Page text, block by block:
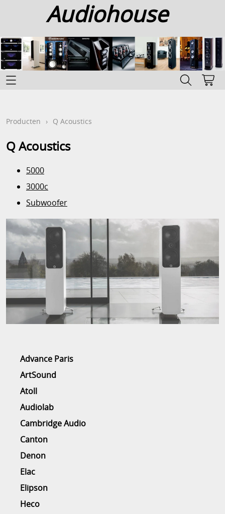
Audiohouse
Advance Paris
ArtSound
Atoll
Audiolab
Cambridge Audio
Canton
Denon
Elac
Elipson
Heco
Producten › Q Acoustics
Q Acoustics
5000
3000c
Subwoofer